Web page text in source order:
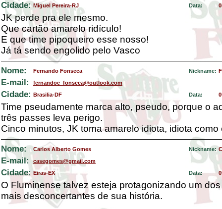
Cidade: Miguel Pereira-RJ Data:
JK perde pra ele mesmo.
Que cartão amarelo ridículo!
E que time pipoqueiro esse nosso!
Já tá sendo engolido pelo Vasco
Nome: Fernando Fonseca Nickname:
E-mail: fernandoc_fonseca@outlook.com
Cidade: Brasilia-DF Data:
Time pseudamente marca alto, pseudo, porque o
três passes leva perigo.
Cinco minutos, JK toma amarelo idiota, idiota como
Nome: Carlos Alberto Gomes Nickname:
E-mail: casegomes@gmail.com
Cidade: Eiras-EX Data:
O Fluminense talvez esteja protagonizando um
mais desconcertantes de sua história.